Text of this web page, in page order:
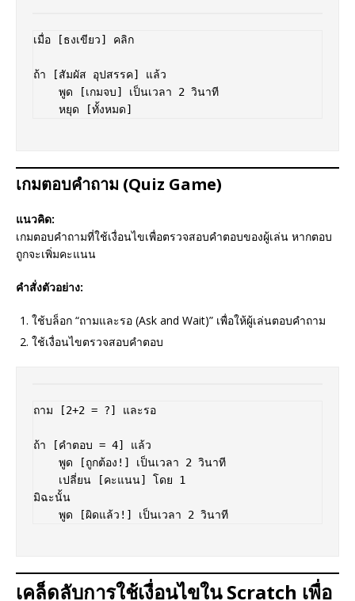
เมื่อ [ธงเขียว] คลิก
ถ้า [สัมผัส อุปสรรค] แล้ว
เกมตอบคำถาม (Quiz Game)
แนวคิด:
เกมตอบคำถามที่ใช้เงื่อนไขเพื่อตรวจสอบคำตอบของผู้เล่น หากตอบ
ถูกจะเพิ่มคะแนน
คำสั่งตัวอย่าง:
ใช้บล็อก “ถามและรอ (Ask and Wait)” เพื่อให้ผู้เล่นตอบคำถาม
ใช้เงื่อนไขตรวจสอบคำตอบ
ถาม [2+2 = ?] และรอ
ถ้า [คำตอบ = 4] แล้ว
มิฉะนั้น
เคล็ดลับการใช้เงื่อนไขใน Scratch เพื่อ